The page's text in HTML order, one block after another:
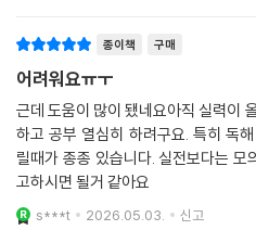
종이책 구매
어려워요ㅠㅜ
근데 도움이 많이 됐네요아직 실력이
하고 공부 열심히 하려구요. 특히 독
릴때가 종종 있습니다. 실전보다는
고하시면 될거 같아요
s***t 2026.05.03. 신고